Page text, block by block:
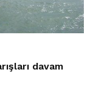
davam